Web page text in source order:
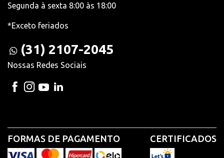
Segunda à sexta 8:00 às 18:00
*Exceto feriados
(31) 2107-2045
Nossas Redes Sociais
FORMAS DE PAGAMENTO CERTIFICADOS